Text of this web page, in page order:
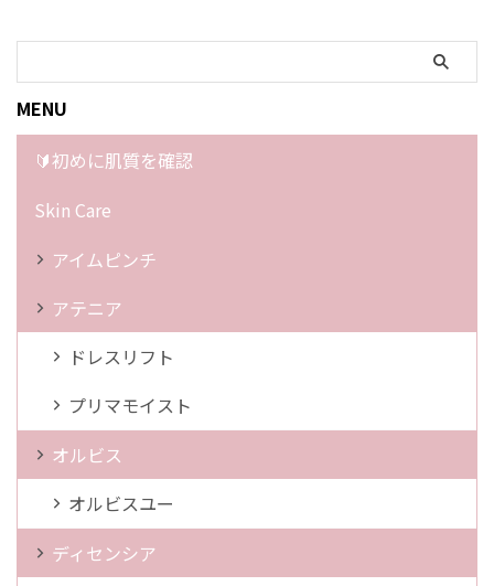
MENU
🔰初めに肌質を確認
Skin Care
アイムピンチ
アテニア
ドレスリフト
プリマモイスト
オルビス
オルビスユー
ディセンシア